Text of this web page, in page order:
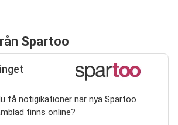
Spartoo
få notigikationer när nya Spartoo
finns online?